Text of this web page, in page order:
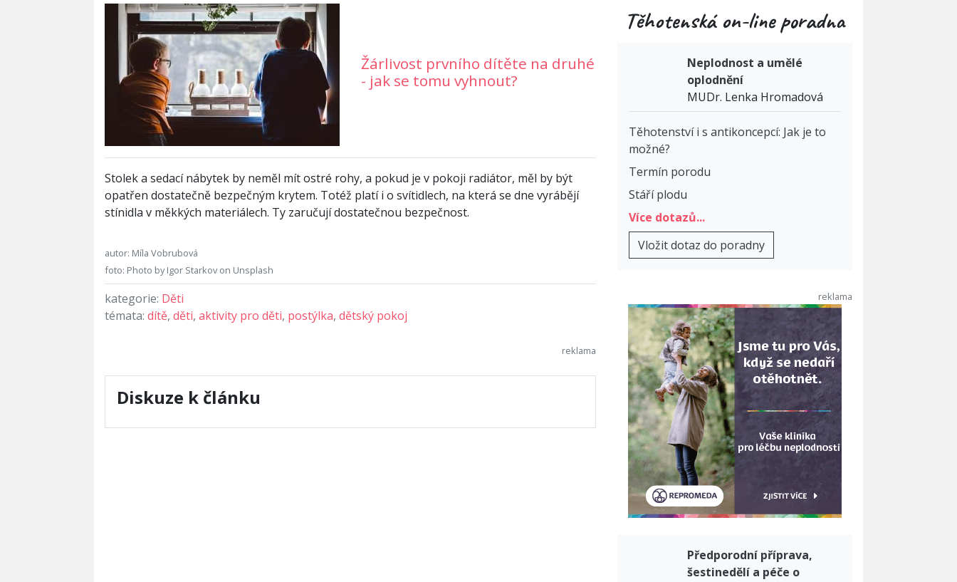
Žárlivost prvního dítěte na druhé
- jak se tomu vyhnout?
Stolek a sedací nábytek by neměl mít ostré rohy, a pokud je v pokoji radiátor, měl by být
opatřen dostatečně bezpečným krytem. Totéž platí i o svítidlech, na která se dne vyrábějí
stínidla v měkkých materiálech. Ty zaručují dostatečnou bezpečnost.
autor: Míla Vobrubová
foto: Photo by Igor Starkov on Unsplash
kategorie: Děti
témata: dítě, děti, aktivity pro děti, postýlka, dětský pokoj
Diskuze k článku
Těhotenská on-line poradna
Neplodnost a umělé
oplodnění
MUDr. Lenka Hromadová
Těhotenství i s antikoncepcí: Jak je to
možné?
Termín porodu
Stáří plodu
Více dotazů...
Vložit dotaz do poradny
Předporodní příprava,
šestinedělí a péče o